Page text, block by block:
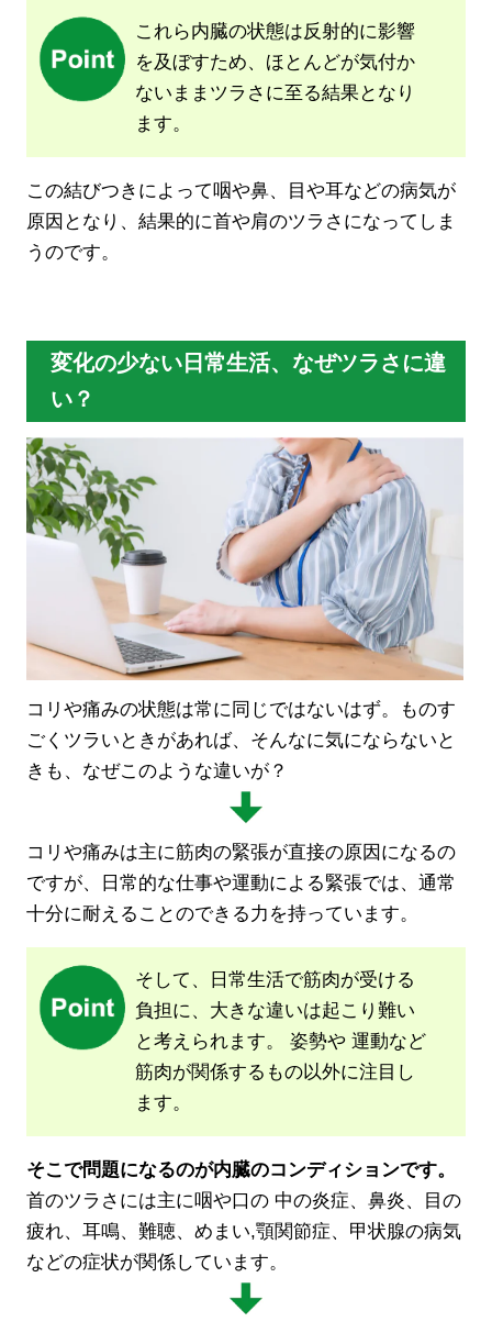
これら内臓の状態は反射的に影響
を及ぼすため、ほとんどが気付か
ないままツラさに至る結果となり
ます。
この結びつきによって咽や鼻、目や耳などの病気が
原因となり、結果的に首や肩のツラさになってしま
うのです。
変化の少ない日常生活、なぜツラさに違
い？
コリや痛みの状態は常に同じではないはず。ものす
ごくツラいときがあれば、そんなに気にならないと
きも、なぜこのような違いが？
コリや痛みは主に筋肉の緊張が直接の原因になるの
ですが、日常的な仕事や運動による緊張では、通常
十分に耐えることのできる力を持っています。
そして、日常生活で筋肉が受ける
負担に、大きな違いは起こり難い
と考えられます。
姿勢や 運動など
筋肉が関係するもの以外に注目し
ます。
そこで問題になるのが内臓のコンディションです。
首のツラさには主に咽や口の 中の炎症、鼻炎、目の
疲れ、耳鳴、難聴、めまい,顎関節症、甲状腺の病気
などの症状が関係しています。